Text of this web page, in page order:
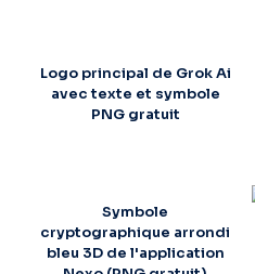
Logo principal de Grok Ai
avec texte et symbole
PNG gratuit
Symbole
cryptographique arrondi
bleu 3D de l'application